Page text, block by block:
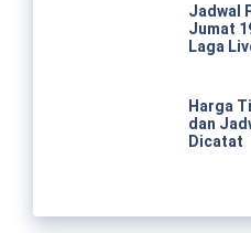
Jadwal
Jumat
Laga
Harga
dan
Dicatat